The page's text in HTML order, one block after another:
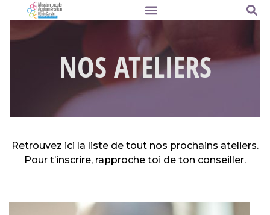
NOS ATELIERS
Retrouvez ici la liste de tout nos prochains ateliers.
Pour t’inscrire, rapproche toi de ton conseiller.